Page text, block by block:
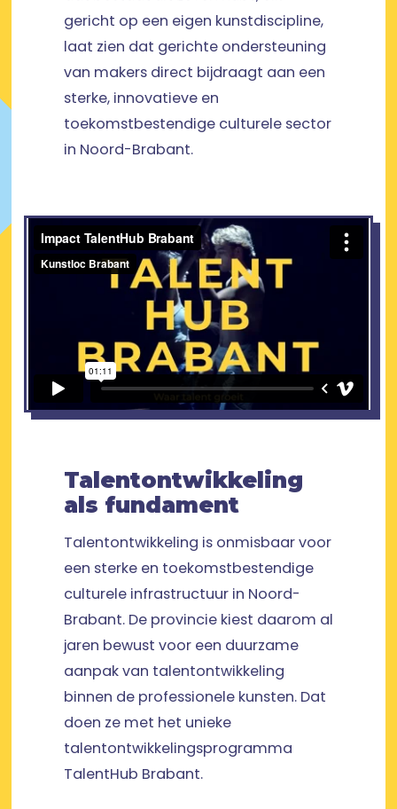
gericht op een eigen kunstdiscipline,
laat zien dat gerichte ondersteuning
van makers direct bijdraagt aan een
sterke, innovatieve en
toekomstbestendige culturele sector
in Noord-Brabant.
Talentontwikkeling
als fundament
Talentontwikkeling is onmisbaar voor
een sterke en toekomstbestendige
culturele infrastructuur in Noord-
Brabant. De provincie kiest daarom al
jaren bewust voor een duurzame
aanpak van talentontwikkeling
binnen de professionele kunsten. Dat
doen ze met het unieke
talentontwikkelingsprogramma
TalentHub Brabant.